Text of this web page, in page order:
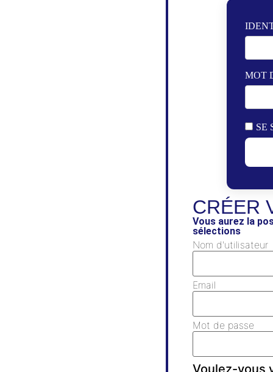
MOT
SE
CRÉER
Vous aurez la
sélections
Nom d'utilisateur
Email
Mot de passe